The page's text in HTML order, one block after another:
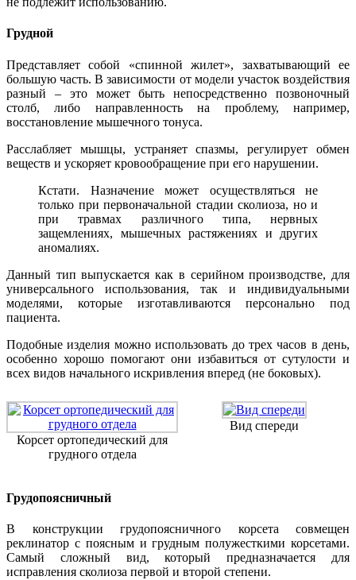
Грудной
Представляет собой «спинной жилет», захватывающий ее
большую часть. В зависимости от модели участок воздействия
разный – это может быть непосредственно позвоночный
столб, либо направленность на проблему, например,
восстановление мышечного тонуса.
Расслабляет мышцы, устраняет спазмы, регулирует обмен
веществ и ускоряет кровообращение при его нарушении.
Кстати. Назначение может осуществляться не
только при первоначальной стадии сколиоза, но и
при травмах различного типа, нервных
защемлениях, мышечных растяжениях и других
аномалиях.
Данный тип выпускается как в серийном производстве, для
универсального использования, так и индивидуальными
моделями, которые изготавливаются персонально под
пациента.
Подобные изделия можно использовать до трех часов в день,
особенно хорошо помогают они избавиться от сутулости и
всех видов начального искривления вперед (не боковых).
Корсет ортопедический для
грудного отдела
Вид спереди
Грудопоясничный
В конструкции грудопоясничного корсета совмещен
реклинатор с поясным и грудным полужесткими корсетами.
Самый сложный вид, который предназначается для
исправления сколиоза первой и второй степени.